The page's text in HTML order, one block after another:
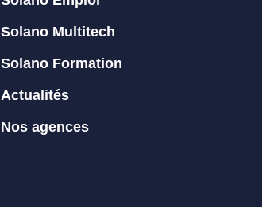
Solano Multitech
Solano Formation
Actualités
Nos agences